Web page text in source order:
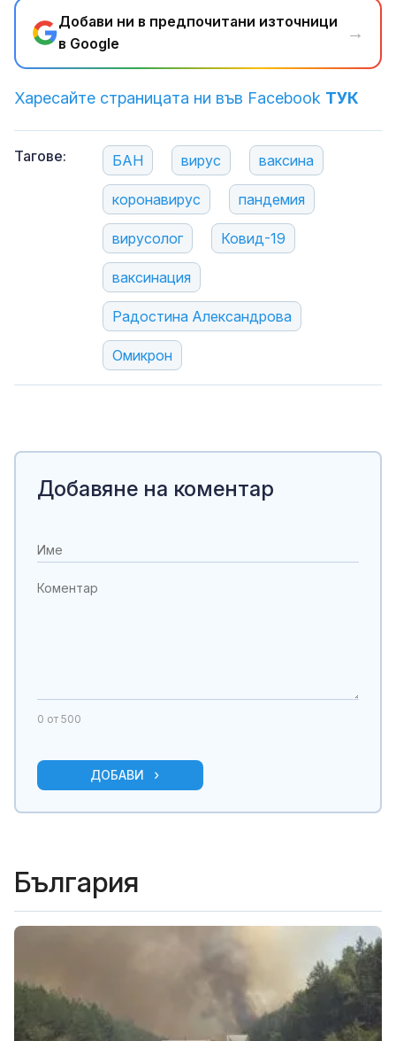
Добави ни в предпочитани източници
в Google
→
Харесайте страницата ни във Facebook ТУК
Тагове: БАН вирус ваксина
коронавирус пандемия
вирусолог Ковид-19
ваксинация
Радостина Александрова
Омикрон
Добавяне на коментар
0 от 500
ДОБАВИ
България